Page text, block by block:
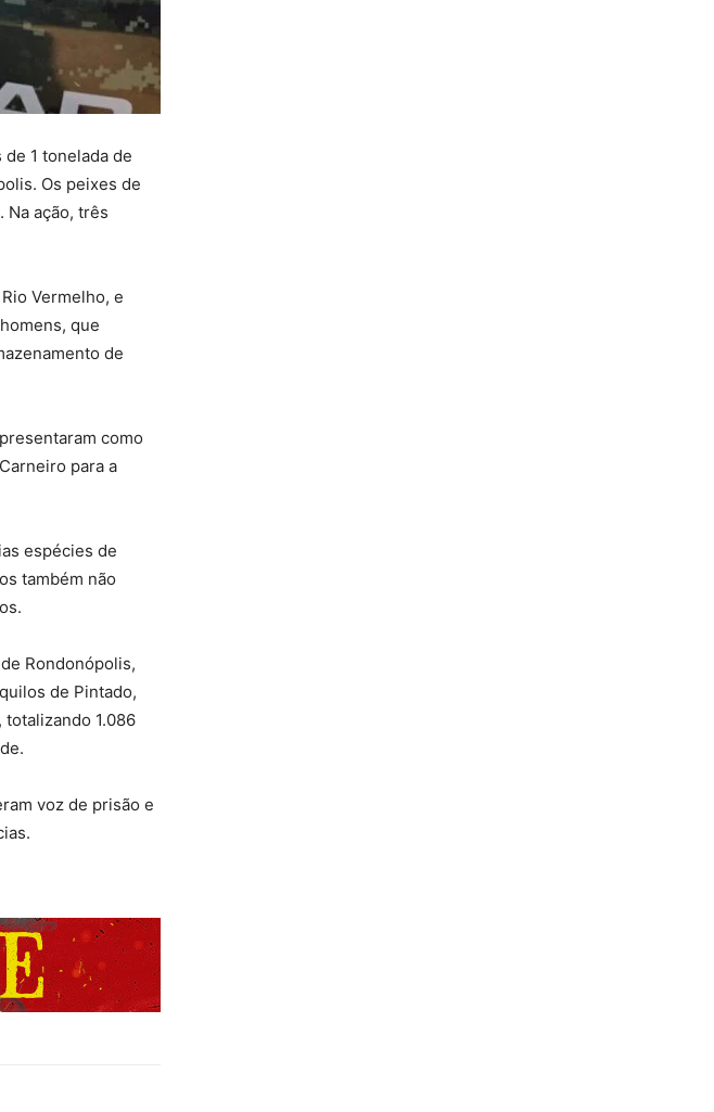
1 tonelada de
Os peixes de
ação, três
Vermelho, e
que
de
como
para a
espécies de
também não
Rondonópolis,
de Pintado,
1.086
voz de prisão e